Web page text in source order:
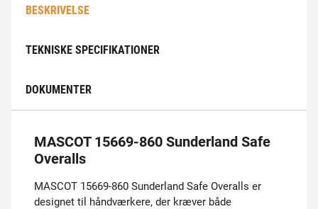
BESKRIVELSE
TEKNISKE SPECIFIKATIONER
DOKUMENTER
MASCOT 15669-860 Sunderland Safe
Overalls
MASCOT 15669-860 Sunderland Safe Overalls er
designet til håndværkere, der kræver både